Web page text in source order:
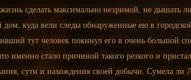
сделать максимально незримой, не дышать
куда вели следы обнаруженные ею в
тут человек покинул его в очень большой
стало причиной такого резкого и
сути и нахождения своей добычи. Сумела ли